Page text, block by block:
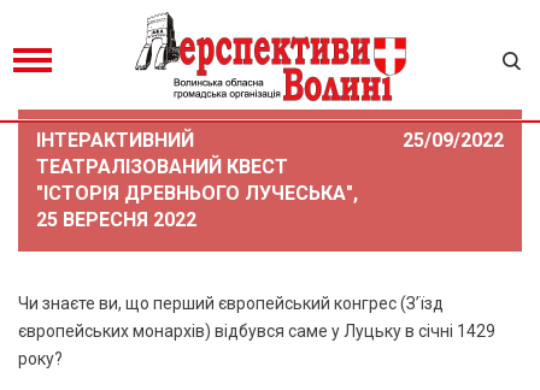
ІНТЕРАКТИВНИЙ
ТЕАТРАЛІЗОВАНИЙ КВЕСТ
"ІСТОРІЯ ДРЕВНЬОГО ЛУЧЕСЬКА",
25 ВЕРЕСНЯ 2022
25/09/2022
Чи знаєте ви, що перший європейський конгрес (З’їзд
європейських монархів) відбувся саме у Луцьку в січні 1429
року?